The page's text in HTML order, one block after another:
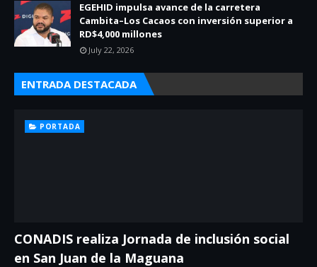
EGEHID impulsa avance de la carretera
Cambita–Los Cacaos con inversión superior a
RD$4,000 millones
July 22, 2026
ENTRADA DESTACADA
PORTADA
CONADIS realiza Jornada de inclusión social
en San Juan de la Maguana